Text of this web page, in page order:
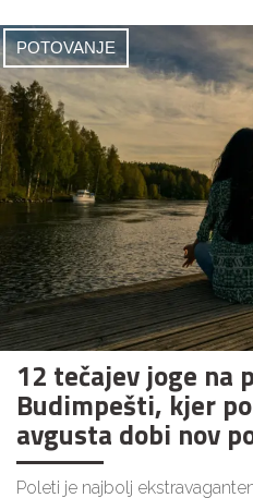
POTOVANJE
12 tečajev joge na
Budimpešti, kjer
avgusta dobi nov
Poleti je najbolj